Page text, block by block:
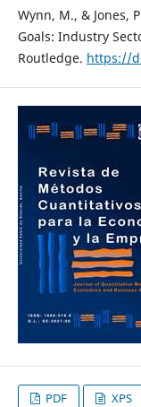
Wynn, M., & Jones,
Goals: Industry
Routledge. https://
PDF XPS